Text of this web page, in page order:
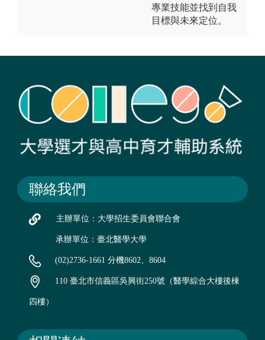
專業技能並找到自我
目標與未來定位。
聯絡我們
主辦單位：大學招生委員會聯合會
承辦單位：臺北醫學大學
(02)2736-1661 分機8602、8604
110 臺北市信義區吳興街250號（醫學綜合大樓後棟
四樓）